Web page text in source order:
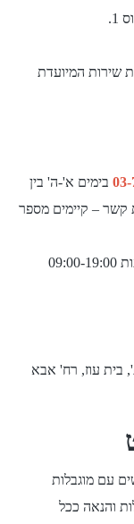
1.
שירות המיועדת
03- בימים א'-ה' בין
ליצירת קשר – קיימים מספר
בית עוז, רח' אבא
עם מוגבלות
והנאה ככל